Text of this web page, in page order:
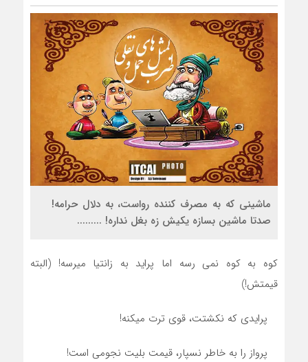
ماشینی که به مصرف کننده رواست، به دلال حرامه!
صدتا ماشین بسازه یکیش زه بغل نداره! .........
کوه به کوه نمی رسه اما پراید به زانتیا میرسه! (البته
قیمتش!)
پرایدی که نکشتت، قوی ترت میکنه!
پرواز را به خاطر نسپار، قیمت بلیت نجومی است!